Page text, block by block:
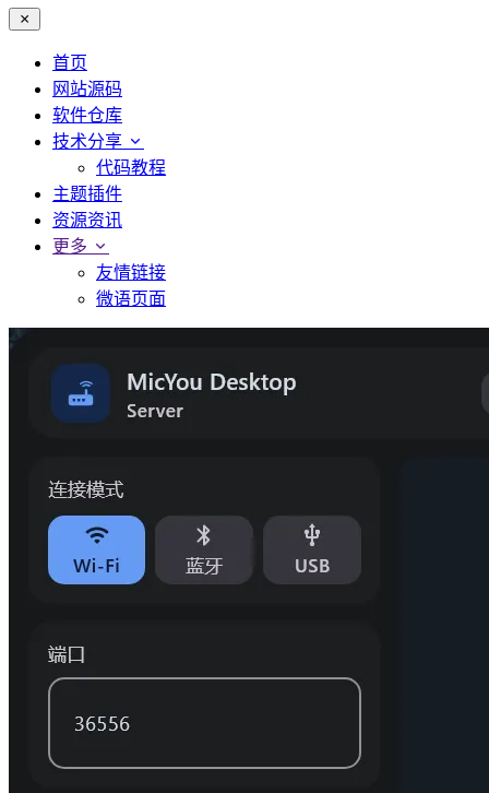
首页
网站源码
软件仓库
技术分享
代码教程
主题插件
资源资讯
更多
友情链接
微语页面